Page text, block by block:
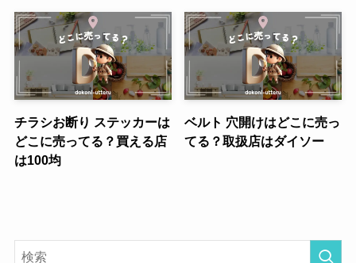
チラシお断り ステッカーは
どこに売ってる？買える店
は100均
ベルト 穴開けはどこに売っ
てる？取扱店はダイソー